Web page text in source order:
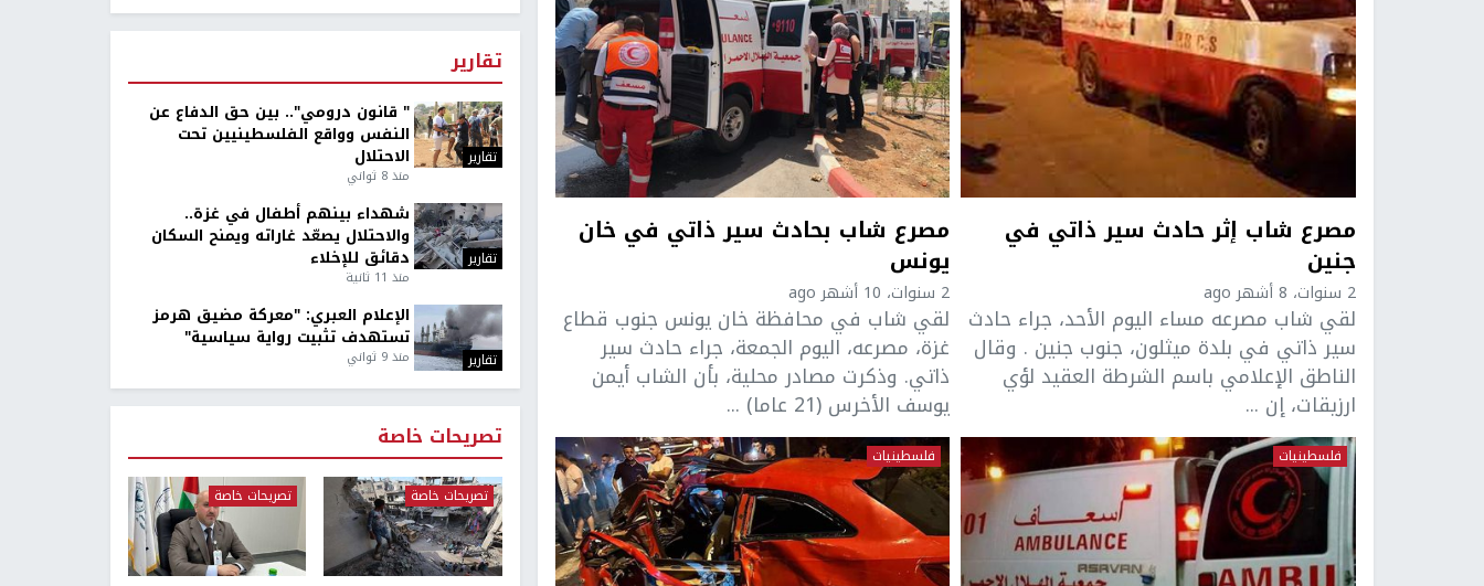
مصرع شاب إثر حادث سير ذاتي في
جنين
2 سنوات، 8 أشهر ago
لقي شاب مصرعه مساء اليوم الأحد، جراء حادث
سير ذاتي في بلدة ميثلون، جنوب جنين . وقال
الناطق الإعلامي باسم الشرطة العقيد لؤي
ارزيقات، إن ...
مصرع شاب بحادث سير ذاتي في خان
يونس
2 سنوات، 10 أشهر ago
لقي شاب في محافظة خان يونس جنوب قطاع
غزة، مصرعه، اليوم الجمعة، جراء حادث سير
ذاتي. وذكرت مصادر محلية، بأن الشاب أيمن
يوسف الأخرس (21 عاما) ...
فلسطينيات فلسطينيات
تقارير
تقارير
" قانون درومي".. بين حق الدفاع عن
النفس وواقع الفلسطينيين تحت
الاحتلال
منذ 8 ثواني
تقارير
شهداء بينهم أطفال في غزة..
والاحتلال يصعّد غاراته ويمنح السكان
دقائق للإخلاء
منذ 11 ثانية
تقارير
الإعلام العبري: "معركة مضيق هرمز
تستهدف تثبيت رواية سياسية"
منذ 9 ثواني
تصريحات خاصة
تصريحات خاصة تصريحات خاصة